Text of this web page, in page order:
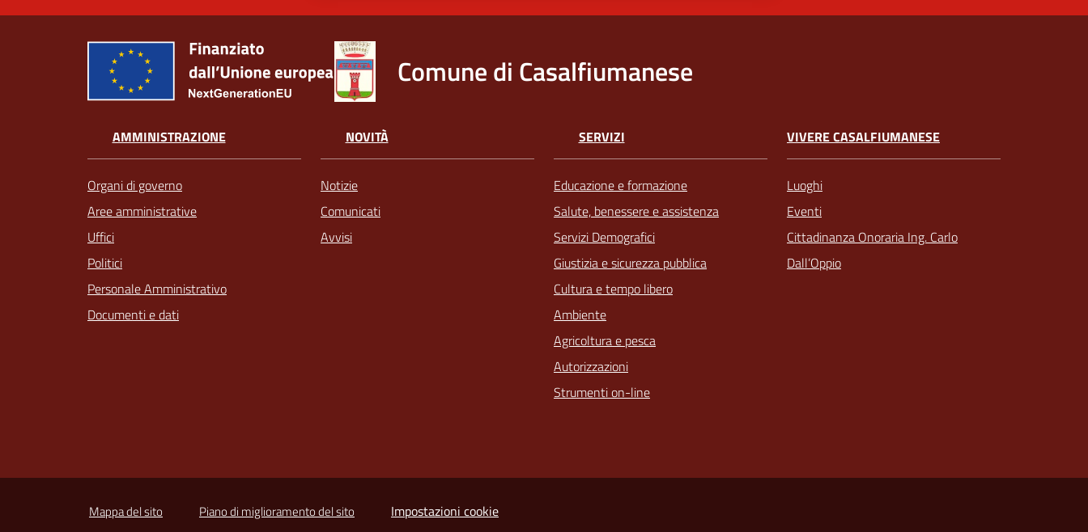
Comune di Casalfiumanese
AMMINISTRAZIONE
Organi di governo
Aree amministrative
Uffici
Politici
Personale Amministrativo
Documenti e dati
NOVITÀ
Notizie
Comunicati
Avvisi
SERVIZI
Educazione e formazione
Salute, benessere e assistenza
Servizi Demografici
Giustizia e sicurezza pubblica
Cultura e tempo libero
Ambiente
Agricoltura e pesca
Autorizzazioni
Strumenti on-line
VIVERE CASALFIUMANESE
Luoghi
Eventi
Cittadinanza Onoraria Ing. Carlo
Dall’Oppio
Mappa del sito Piano di miglioramento del sito Impostazioni cookie